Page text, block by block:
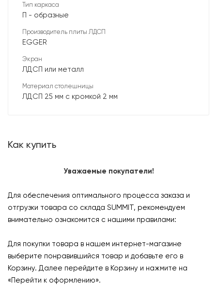
Тип каркаса
П - образные
Производитель плиты ЛДСП
EGGER
Экран
ЛДСП или металл
Материал столешницы
ЛДСП 25 мм с кромкой 2 мм
Как купить
Уважаемые покупатели!
Для обеспечения оптимального процесса заказа и
отгрузки товара со склада SUMMIT, рекомендуем
внимательно ознакомится с нашими правилами:
Для покупки товара в нашем интернет-магазине
выберите понравившийся товар и добавьте его в
Корзину. Далее перейдите в Корзину и нажмите на
«Перейти к оформлению».